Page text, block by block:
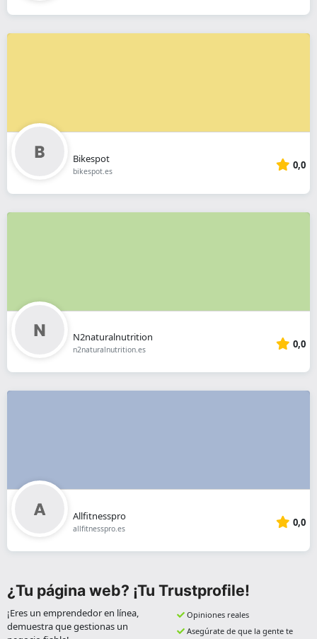
Bikespot
bikespot.es 0,0
N2naturalnutrition
n2naturalnutrition.es 0,0
Allfitnesspro
allfitnesspro.es 0,0
¿Tu página web? ¡Tu Trustprofile!
¡Eres un emprendedor en línea,
demuestra que gestionas un
Opiniones reales
Asegúrate de que la gente te